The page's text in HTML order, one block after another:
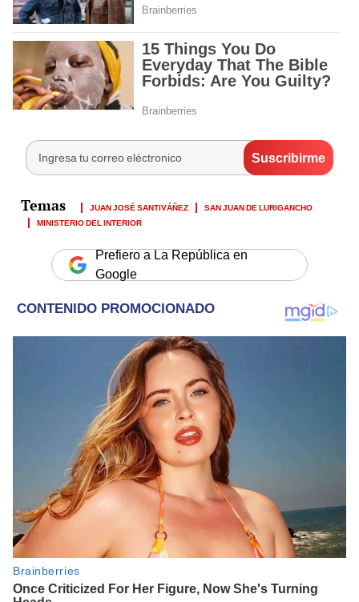
JUAN JOSÉ SANTIVÁÑEZ
SAN JUAN DE LURIGANCHO
MINISTERIO DEL INTERIOR
Prefiero a La República en
Google